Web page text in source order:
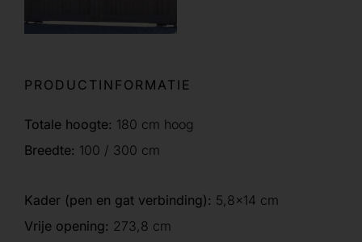
PRODUCTINFORMATIE
Totale hoogte: 180 cm hoog
Breedte: 100 / 300 cm
Kader (pen en gat verbinding): 5,8×14 cm
Vrije opening: 273,8 cm